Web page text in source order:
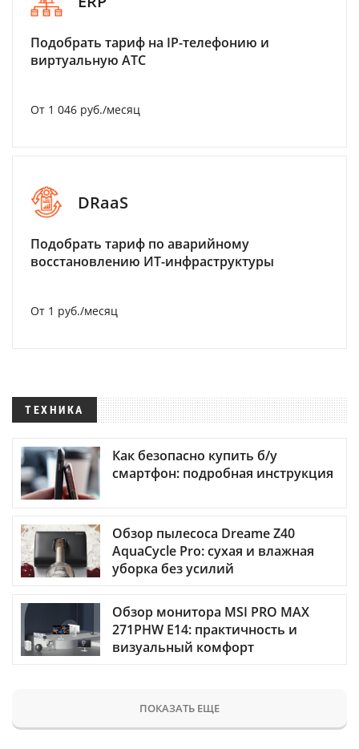
Подобрать тариф на IP-телефонию и
виртуальную АТС
От 1 046 руб./месяц
DRaaS
Подобрать тариф по аварийному
восстановлению ИТ-инфраструктуры
От 1 руб./месяц
ТЕХНИКА
Как безопасно купить б/у
смартфон: подробная инструкция
Обзор пылесоса Dreame Z40
AquaCycle Pro: сухая и влажная
уборка без усилий
Обзор монитора MSI PRO MAX
271PHW E14: практичность и
визуальный комфорт
ПОКАЗАТЬ ЕЩЕ